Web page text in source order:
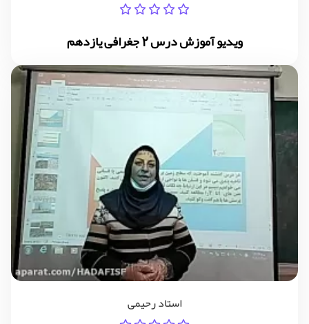
ویدیو آموزش درس 2 جغرافی یازدهم
استاد رحیمی